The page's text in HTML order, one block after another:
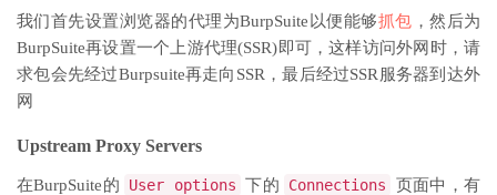
我们首先设置浏览器的代理为BurpSuite以便能够抓包 ，然后为
BurpSuite再设置一个上游代理(SSR)即可，这样访问外网时，请
求包会先经过Burpsuite再走向SSR，最后经过SSR服务器到达外
网
Upstream Proxy Servers
在BurpSuite的 User options 下的 Connections
页面中，有